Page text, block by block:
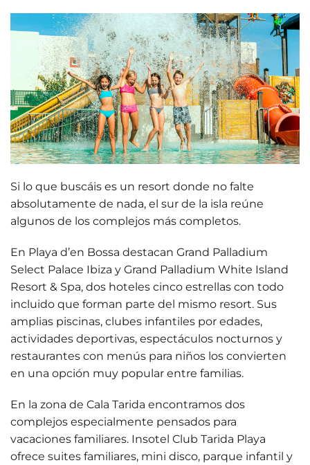
Si lo que buscáis es un resort donde no falte
absolutamente de nada, el sur de la isla reúne
algunos de los complejos más completos.
En Playa d’en Bossa destacan Grand Palladium
Select Palace Ibiza y Grand Palladium White Island
Resort & Spa, dos hoteles cinco estrellas con todo
incluido que forman parte del mismo resort. Sus
amplias piscinas, clubes infantiles por edades,
actividades deportivas, espectáculos nocturnos y
restaurantes con menús para niños los convierten
en una opción muy popular entre familias.
En la zona de Cala Tarida encontramos dos
complejos especialmente pensados para
vacaciones familiares. Insotel Club Tarida Playa
ofrece suites familiares, mini disco, parque infantil y